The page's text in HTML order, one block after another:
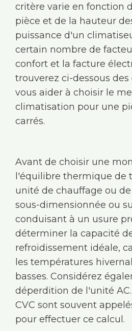
critère varie en fonction
pièce et de la hauteur
puissance d'un
certain nombre de
confort et la facture
trouverez ci-dessous
vous aider à choisir le
climatisation pour une
carrés.
Avant de choisir une
l'équilibre thermique de
unité de chauffage ou
sous-dimensionnée ou
conduisant à un usure
déterminer la capacité
refroidissement idéale,
les températures
basses. Considérez
déperdition de l'unité
CVC sont souvent
pour effectuer ce calcul.